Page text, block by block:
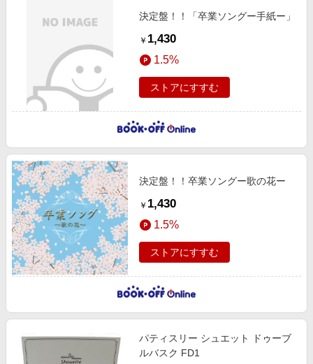
決定盤！！「卒業ソングー手紙ー」
￥ 1,430
1.5%
ストアにすすむ
決定盤！！卒業ソングー歌の花ー
￥ 1,430
1.5%
ストアにすすむ
パティスリー シュエット ドゥーブ
ルバスク FD1